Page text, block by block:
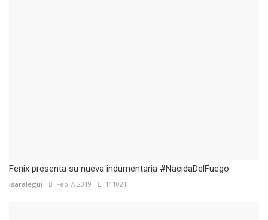
Fenix presenta su nueva indumentaria #NacidaDelFuego
isaralegui Feb 7, 2019 111021